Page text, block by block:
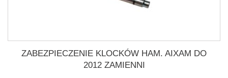
ZABEZPIECZENIE KLOCKÓW HAM. AIXAM DO
2012 ZAMIENNI